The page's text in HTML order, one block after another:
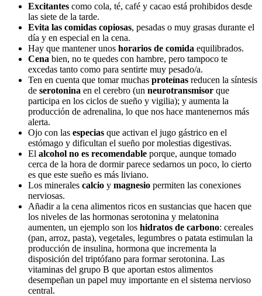
Excitantes como cola, té, café y cacao está prohibidos desde
las siete de la tarde.
Evita las comidas copiosas, pesadas o muy grasas durante el
día y en especial en la cena.
Hay que mantener unos horarios de comida equilibrados.
Cena bien, no te quedes con hambre, pero tampoco te
excedas tanto como para sentirte muy pesado/a.
Ten en cuenta que tomar muchas proteínas reducen la síntesis
de serotonina en el cerebro (un neurotransmisor que
participa en los ciclos de sueño y vigilia); y aumenta la
producción de adrenalina, lo que nos hace mantenernos más
alerta.
Ojo con las especias que activan el jugo gástrico en el
estómago y dificultan el sueño por molestias digestivas.
El alcohol no es recomendable porque, aunque tomado
cerca de la hora de dormir parece sedarnos un poco, lo cierto
es que este sueño es más liviano.
Los minerales calcio y magnesio permiten las conexiones
nerviosas.
Añadir a la cena alimentos ricos en sustancias que hacen que
los niveles de las hormonas serotonina y melatonina
aumenten, un ejemplo son los hidratos de carbono: cereales
(pan, arroz, pasta), vegetales, legumbres o patata estimulan la
producción de insulina, hormona que incrementa la
disposición del triptófano para formar serotonina. Las
vitaminas del grupo B que aportan estos alimentos
desempeñan un papel muy importante en el sistema nervioso
central.